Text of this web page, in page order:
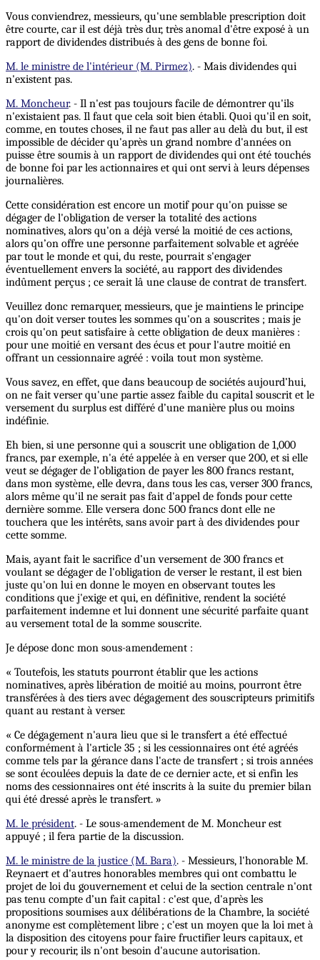
Vous conviendrez, messieurs, qu'une semblable prescription doit
être courte, car il est déjà très dur, très anomal d'être exposé à un
rapport de dividendes distribués à des gens de bonne foi.
M. le ministre de l'intérieur (M. Pirmez). - Mais dividendes qui
n'existent pas.
M. Moncheur. - Il n'est pas toujours facile de démontrer qu'ils
n'existaient pas. Il faut que cela soit bien établi. Quoi qu'il en soit,
comme, en toutes choses, il ne faut pas aller au delà du but, il est
impossible de décider qu'après un grand nombre d'années on
puisse être soumis à un rapport de dividendes qui ont été touchés
de bonne foi par les actionnaires et qui ont servi à leurs dépenses
journalières.
Cette considération est encore un motif pour qu'on puisse se
dégager de l'obligation de verser la totalité des actions
nominatives, alors qu'on a déjà versé la moitié de ces actions,
alors qu’on offre une personne parfaitement solvable et agréée
par tout le monde et qui, du reste, pourrait s'engager
éventuellement envers la société, au rapport des dividendes
indûment perçus ; ce serait lâ une clause de contrat de transfert.
Veuillez donc remarquer, messieurs, que je maintiens le principe
qu'on doit verser toutes les sommes qu'on a souscrites ; mais je
crois qu'on peut satisfaire à cette obligation de deux manières :
pour une moitié en versant des écus et pour l'autre moitié en
offrant un cessionnaire agréé : voila tout mon système.
Vous savez, en effet, que dans beaucoup de sociétés aujourd’hui,
on ne fait verser qu'une partie assez faible du capital souscrit et le
versement du surplus est différé d’une manière plus ou moins
indéfinie.
Eh bien, si une personne qui a souscrit une obligation de 1,000
francs, par exemple, n'a été appelée à en verser que 200, et si elle
veut se dégager de l’obligation de payer les 800 francs restant,
dans mon système, elle devra, dans tous les cas, verser 300 francs,
alors même qu'il ne serait pas fait d'appel de fonds pour cette
dernière somme. Elle versera donc 500 francs dont elle ne
touchera que les intérêts, sans avoir part à des dividendes pour
cette somme.
Mais, ayant fait le sacrifice d’un versement de 300 francs et
voulant se dégager de l'obligation de verser le restant, il est bien
juste qu'on lui en donne le moyen en observant toutes les
conditions que j'exige et qui, en définitive, rendent la société
parfaitement indemne et lui donnent une sécurité parfaite quant
au versement total de la somme souscrite.
Je dépose donc mon sous-amendement :
« Toutefois, les statuts pourront établir que les actions
nominatives, après libération de moitié au moins, pourront être
transférées à des tiers avec dégagement des souscripteurs primitifs
quant au restant à verser.
« Ce dégagement n'aura lieu que si le transfert a été effectué
conformément à l'article 35 ; si les cessionnaires ont été agréés
comme tels par la gérance dans l'acte de transfert ; si trois années
se sont écoulées depuis la date de ce dernier acte, et si enfin les
noms des cessionnaires ont été inscrits à la suite du premier bilan
qui été dressé après le transfert. »
M. le président. - Le sous-amendement de M. Moncheur est
appuyé ; il fera partie de la discussion.
M. le ministre de la justice (M. Bara). - Messieurs, l'honorable M.
Reynaert et d'autres honorables membres qui ont combattu le
projet de loi du gouvernement et celui de la section centrale n'ont
pas tenu compte d’un fait capital : c'est que, d'après les
propositions soumises aux délibérations de la Chambre, la société
anonyme est complètement libre ; c'est un moyen que la loi met à
la disposition des citoyens pour faire fructifier leurs capitaux, et
pour y recourir, ils n'ont besoin d'aucune autorisation.